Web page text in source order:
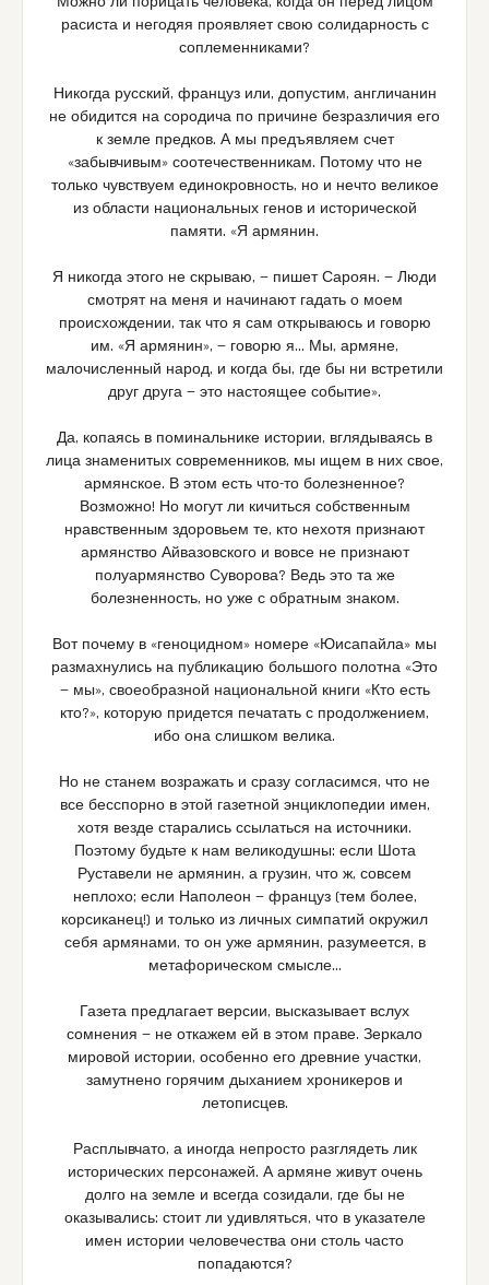
расиста и негодяя проявляет свою солидарность с
соплеменниками?
Никогда русский, француз или, допустим, англичанин
не обидится на сородича по причине безразличия его
к земле предков. А мы предъявляем счет
«забывчивым» соотечественникам. Потому что не
только чувствуем единокровность, но и нечто великое
из области национальных генов и исторической
памяти. «Я армянин.
Я никогда этого не скрываю, — пишет Сароян. — Люди
смотрят на меня и начинают гадать о моем
происхождении, так что я сам открываюсь и говорю
им. «Я армянин», — говорю я… Мы, армяне,
малочисленный народ, и когда бы, где бы ни встретили
друг друга — это настоящее событие».
Да, копаясь в поминальнике истории, вглядываясь в
лица знаменитых современников, мы ищем в них свое,
армянское. В этом есть что-то болезненное?
Возможно! Но могут ли кичиться собственным
нравственным здоровьем те, кто нехотя признают
армянство Айвазовского и вовсе не признают
полуармянство Суворова? Ведь это та же
болезненность, но уже с обратным знаком.
Вот почему в «геноцидном» номере «Юисапайла» мы
размахнулись на публикацию большого полотна «Это
— мы», своеобразной национальной книги «Кто есть
кто?», которую придется печатать с продолжением,
ибо она слишком велика.
Но не станем возражать и сразу согласимся, что не
все бесспорно в этой газетной энциклопедии имен,
хотя везде старались ссылаться на источники.
Поэтому будьте к нам великодушны: если Шота
Руставели не армянин, а грузин, что ж, совсем
неплохо; если Наполеон — француз (тем более,
корсиканец!) и только из личных симпатий окружил
себя армянами, то он уже армянин, разумеется, в
метафорическом смысле…
Газета предлагает версии, высказывает вслух
сомнения — не откажем ей в этом праве. Зеркало
мировой истории, особенно его древние участки,
замутнено горячим дыханием хроникеров и
летописцев.
Расплывчато, а иногда непросто разглядеть лик
исторических персонажей. А армяне живут очень
долго на земле и всегда созидали, где бы не
оказывались: стоит ли удивляться, что в указателе
имен истории человечества они столь часто
попадаются?